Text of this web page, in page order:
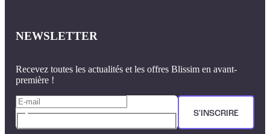
NEWSLETTER
Recevez toutes les actualités et les offres Blissim en avant-
première !
S'INSCRIRE